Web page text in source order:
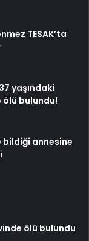
TESAK’ta
yaşındaki
ölü bulundu!
bildiği annesine
ölü bulundu